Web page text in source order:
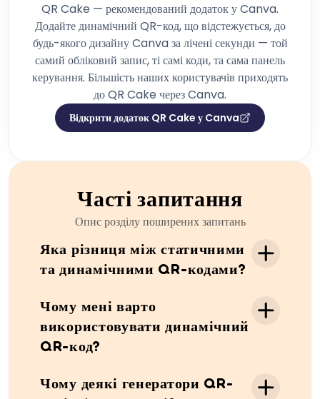
QR Cake — рекомендований додаток у Canva.
Додайте динамічний QR-код, що відстежується, до
будь-якого дизайну Canva за лічені секунди — той
самий обліковий запис, ті самі коди, та сама панель
керування. Більшість наших користувачів приходять
до QR Cake через Canva.
Відкрити додаток QR Cake у Canva
Часті запитання
Опис розділу поширених запитань
Яка різниця між статичними
та динамічними QR-кодами?
дані/URL-адресу, на які вказує QR-код, більше
не можна змінити. Наші динамічні QR-коди
пересилаються через сервіс QR Cake, що
вказує ваш QR-код, а нам – збирати аналітику
Чому мені варто
використовувати динамічний
QR-код?
пункт призначення після того, як код уже
Чому деякі генератори QR-